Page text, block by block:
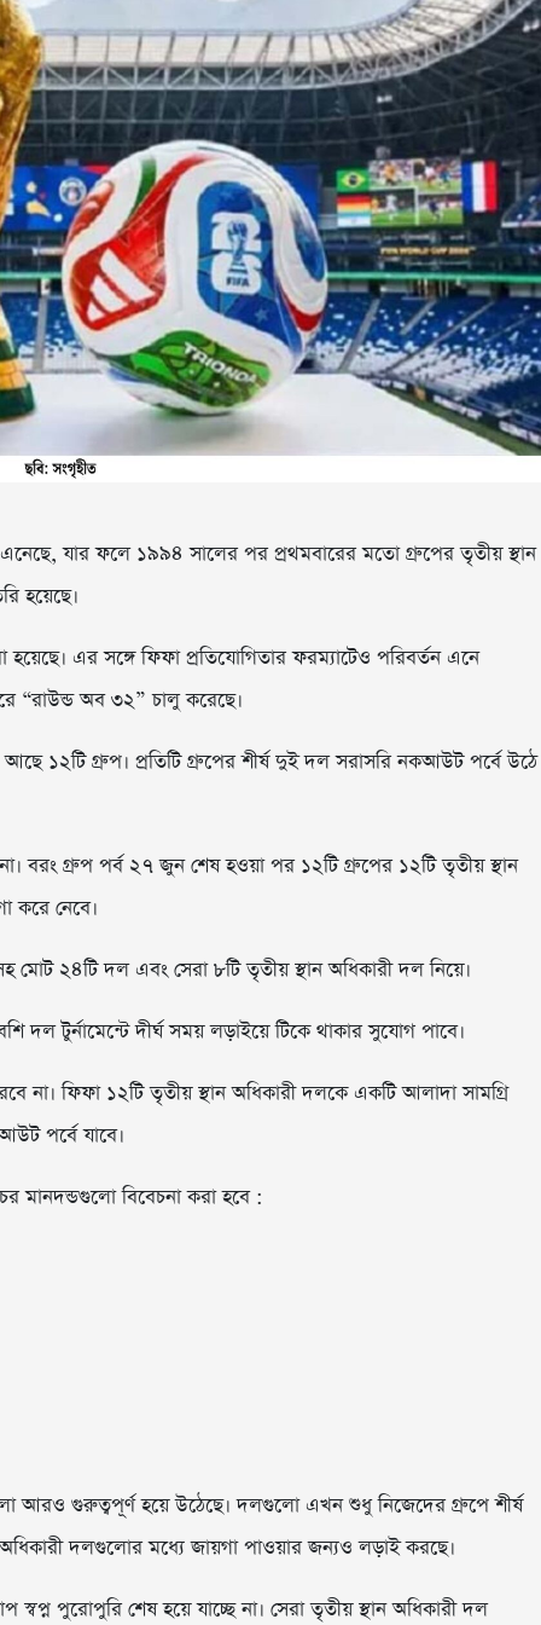
যার ফলে ১৯৯৪ সালের পর প্রথমবারের মতো গ্রুপের তৃতীয় স্থান
হয়েছে।
হয়েছে। এর সঙ্গে ফিফা প্রতিযোগিতার ফরম্যাটেও পরিবর্তন এনে
“রাউন্ড অব ৩২” চালু করেছে।
১২টি গ্রুপ। প্রতিটি গ্রুপের শীর্ষ দুই দল সরাসরি নকআউট পর্বে উঠে
বরং গ্রুপ পর্ব ২৭ জুন শেষ হওয়া পর ১২টি গ্রুপের ১২টি তৃতীয় স্থান
করে নেবে।
২৪টি দল এবং সেরা ৮টি তৃতীয় স্থান অধিকারী দল নিয়ে।
টুর্নামেন্টে দীর্ঘ সময় লড়াইয়ে টিকে থাকার সুযোগ পাবে।
না। ফিফা ১২টি তৃতীয় স্থান অধিকারী দলকে একটি আলাদা সামগ্রি
পর্বে যাবে।
মানদন্ডগুলো বিবেচনা করা হবে :
আরও গুরুত্বপূর্ণ হয়ে উঠেছে। দলগুলো এখন শুধু নিজেদের গ্রুপে শীর্ষ
অধিকারী দলগুলোর মধ্যে জায়গা পাওয়ার জন্যও লড়াই করছে।
পুরোপুরি শেষ হয়ে যাচ্ছে না। সেরা তৃতীয় স্থান অধিকারী দল